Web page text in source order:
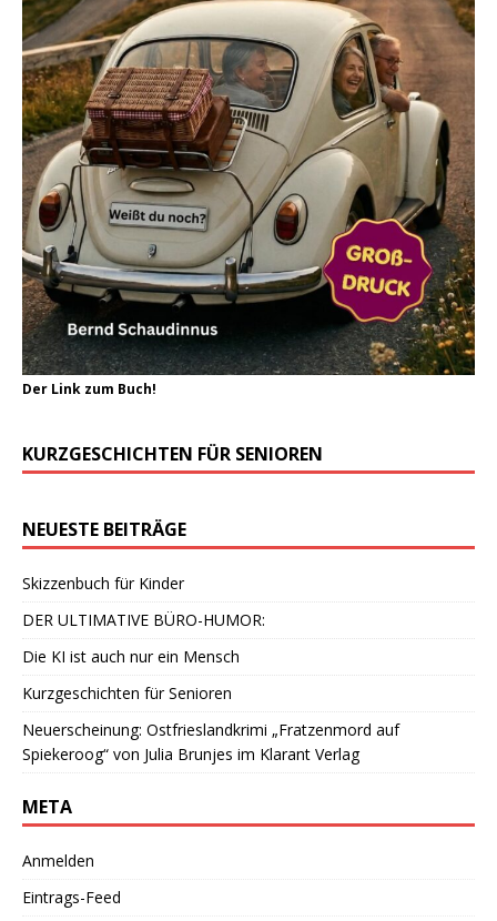
Der Link zum Buch!
KURZGESCHICHTEN FÜR SENIOREN
NEUESTE BEITRÄGE
Skizzenbuch für Kinder
DER ULTIMATIVE BÜRO-HUMOR:
Die KI ist auch nur ein Mensch
Kurzgeschichten für Senioren
Neuerscheinung: Ostfrieslandkrimi „Fratzenmord auf
Spiekeroog“ von Julia Brunjes im Klarant Verlag
META
Anmelden
Eintrags-Feed